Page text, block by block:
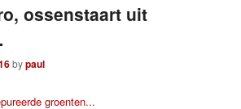
ossenstaart uit
bypaul